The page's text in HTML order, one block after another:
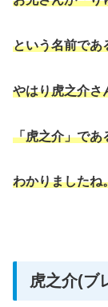
という名前であ
やはり虎之介さ
「虎之介」であ
わかりましたね
虎之介(ブ